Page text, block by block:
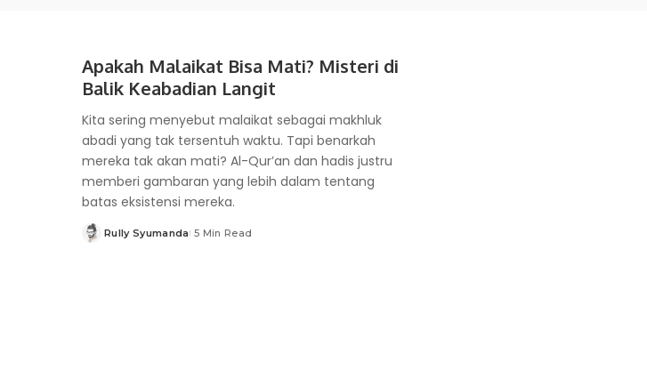
Apakah Malaikat Bisa Mati? Misteri di
Balik Keabadian Langit
Kita sering menyebut malaikat sebagai makhluk
abadi yang tak tersentuh waktu. Tapi benarkah
mereka tak akan mati? Al-Qur’an dan hadis justru
memberi gambaran yang lebih dalam tentang
batas eksistensi mereka.
Posted
Rully Syumanda 5 Min Read